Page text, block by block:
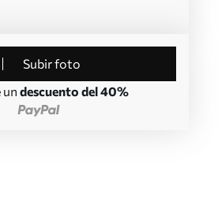
Subir foto
un descuento del 40%